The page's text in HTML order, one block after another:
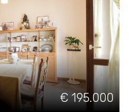
€ 195.000